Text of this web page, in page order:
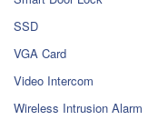
SSD
VGA Card
Video Intercom
Wireless Intrusion Alarm